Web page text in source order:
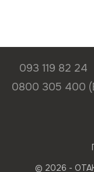
093 119 82 24
0800 305 400
© 2026 -